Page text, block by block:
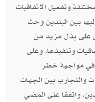
وتفعيل الاتفاقيات
بين البلدين وحث
على بذل مزيد من
وتنفيذها، وعلى
في مواجهة خطر
والتجارب بين الجهات
واتفقا على المضي